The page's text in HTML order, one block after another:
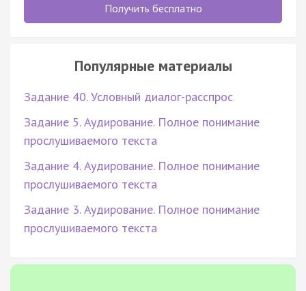
Получить бесплатно
Популярные материалы
Задание 40. Условный диалог-расспрос
Задание 5. Аудирование. Полное понимание
прослушиваемого текста
Задание 4. Аудирование. Полное понимание
прослушиваемого текста
Задание 3. Аудирование. Полное понимание
прослушиваемого текста